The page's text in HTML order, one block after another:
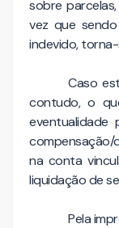
sobre
vez que
indevido,
Caso
contudo, o
eventualidade
na conta
liquidação de
Pela